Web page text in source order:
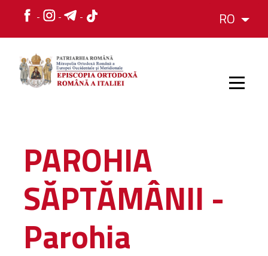
RO
ISTORIC
PAROHIA
SĂPTĂMÂNII -
Parohia